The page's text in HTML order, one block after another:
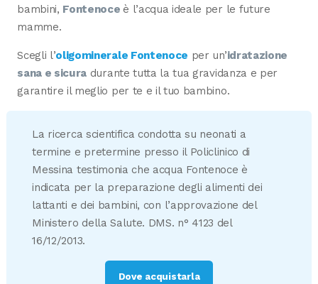
bambini, Fontenoce è l’acqua ideale per le future
mamme.
Scegli l’oligominerale Fontenoce per un’idratazione
sana e sicura durante tutta la tua gravidanza e per
garantire il meglio per te e il tuo bambino.
La ricerca scientifica condotta su neonati a
termine e pretermine presso il Policlinico di
Messina testimonia che acqua Fontenoce è
indicata per la preparazione degli alimenti dei
lattanti e dei bambini, con l’approvazione del
Ministero della Salute. DMS. n° 4123 del
16/12/2013.
Dove acquistarla